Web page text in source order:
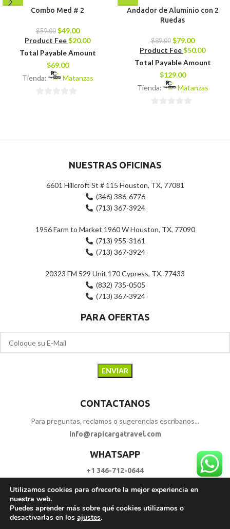
Combo Med # 2
$59.00 $49.00
Product Fee$20.00
Total Payable Amount
$69.00
Tienda:
Matanzas
Andador de Aluminio con 2
Ruedas
$89.00 $79.00
Product Fee$50.00
Total Payable Amount
$129.00
Tienda:
Matanzas
NUESTRAS OFICINAS
6601 Hillcroft St # 115 Houston, TX, 77081
(346) 386-6776
(713) 367-3924
1956 Farm to Market 1960 W Houston, TX, 77090
(713) 955-3161
(713) 367-3924
20323 FM 529 Unit 170 Cypress, TX, 77433
(832) 735-0505
(713) 367-3924
PARA OFERTAS
CONTACTANOS
Para preguntas, reclamos o sugerencias escríbanos...
info@rapicargatravel.com
WHATSAPP
+1 346-712-0644
SIGUENOS
Utilizamos cookies para ofrecerte la mejor experiencia en
nuestra web.
Puedes aprender más sobre qué cookies utilizamos o
desactivarlas en los ajustes.